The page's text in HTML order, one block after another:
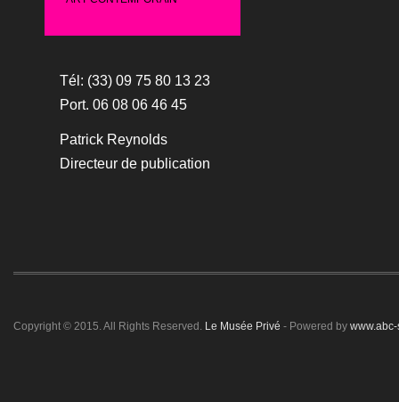
Tél: (33) 09 75 80 13 23
Port. 06 08 06 46 45
Patrick Reynolds
Directeur de publication
Copyright © 2015. All Rights Reserved. Le Musée Privé - Powered by